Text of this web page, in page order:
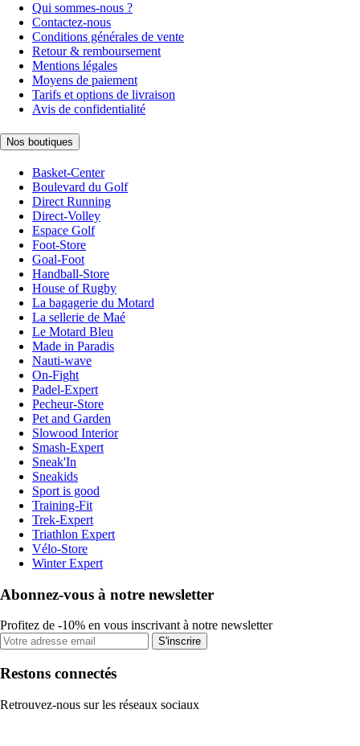
Qui sommes-nous ?
Contactez-nous
Conditions générales de vente
Retour & remboursement
Mentions légales
Moyens de paiement
Tarifs et options de livraison
Avis de confidentialité
Nos boutiques
Basket-Center
Boulevard du Golf
Direct Running
Direct-Volley
Espace Golf
Foot-Store
Goal-Foot
Handball-Store
House of Rugby
La bagagerie du Motard
La sellerie de Maé
Le Motard Bleu
Made in Paradis
Nauti-wave
On-Fight
Padel-Expert
Pecheur-Store
Pet and Garden
Slowood Interior
Smash-Expert
Sneak'In
Sneakids
Sport is good
Training-Fit
Trek-Expert
Triathlon Expert
Vélo-Store
Winter Expert
Abonnez-vous à notre newsletter
Profitez de -10% en vous inscrivant à notre newsletter
S'inscrire
Restons connectés
Retrouvez-nous sur les réseaux sociaux